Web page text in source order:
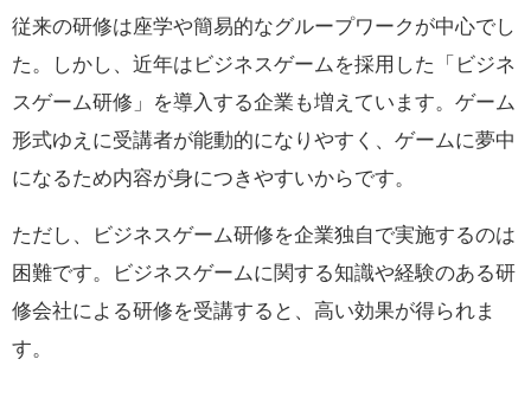
従来の研修は座学や簡易的なグループワークが中心でし
た。しかし、近年はビジネスゲームを採用した「ビジネ
スゲーム研修」を導入する企業も増えています。ゲーム
形式ゆえに受講者が能動的になりやすく、ゲームに夢中
になるため内容が身につきやすいからです。
ただし、ビジネスゲーム研修を企業独自で実施するのは
困難です。ビジネスゲームに関する知識や経験のある研
修会社による研修を受講すると、高い効果が得られま
す。